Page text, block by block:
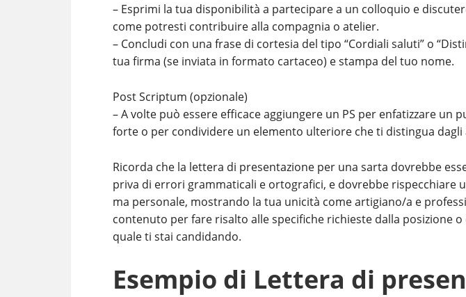
– Esprimi la tua disponibilità a partecipare a un colloquio e
come potresti contribuire alla compagnia o atelier.
– Concludi con una frase di cortesia del tipo “Cordiali saluti” o
tua firma (se inviata in formato cartaceo) e stampa del tuo nome.
Post Scriptum (opzionale)
– A volte può essere efficace aggiungere un PS per enfatizzare un
forte o per condividere un elemento ulteriore che ti distingua
Ricorda che la lettera di presentazione per una sarta dovrebbe
priva di errori grammaticali e ortografici, e dovrebbe rispecchiare
ma personale, mostrando la tua unicità come artigiano/a e
contenuto per fare risalto alle specifiche richieste dalla posizione o
quale ti stai candidando.
Esempio di Lettera di